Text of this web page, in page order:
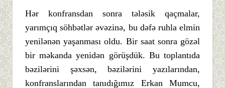
Hər konfransdan sonra tələsik qaçmalar,
yarımçıq söhbətlər əvəzinə, bu dəfə ruhla elmin
yenilənən yaşanması oldu. Bir saat sonra gözəl
bir məkanda yenidən görüşdük. Bu toplantıda
bəzilərini şəxsən, bəzilərini yazılarından,
konfranslarından tanıdığımız Erkan Mumcu,